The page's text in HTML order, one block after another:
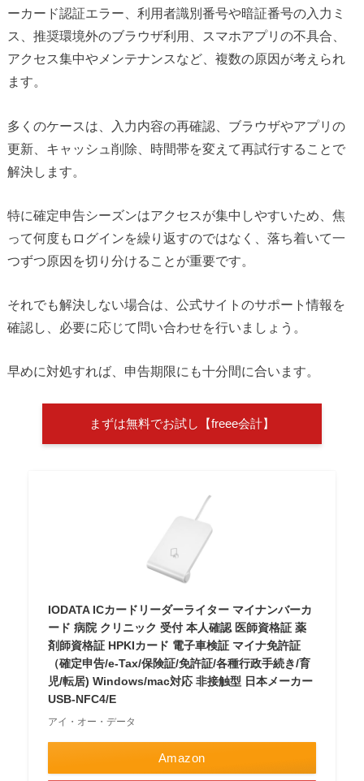
ーカード認証エラー、利用者識別番号や暗証番号の入力ミ
ス、推奨環境外のブラウザ利用、スマホアプリの不具合、
アクセス集中やメンテナンスなど、複数の原因が考えられ
ます。
多くのケースは、入力内容の再確認、ブラウザやアプリの
更新、キャッシュ削除、時間帯を変えて再試行することで
解決します。
特に確定申告シーズンはアクセスが集中しやすいため、焦
って何度もログインを繰り返すのではなく、落ち着いて一
つずつ原因を切り分けることが重要です。
それでも解決しない場合は、公式サイトのサポート情報を
確認し、必要に応じて問い合わせを行いましょう。
早めに対処すれば、申告期限にも十分間に合います。
まずは無料でお試し【freee会計】
IODATA ICカードリーダーライター マイナンバーカ
ード 病院 クリニック 受付 本人確認 医師資格証 薬
剤師資格証 HPKIカード 電子車検証 マイナ免許証
（確定申告/e-Tax/保険証/免許証/各種行政手続き/育
児/転居) Windows/mac対応 非接触型 日本メーカー
USB-NFC4/E
アイ・オー・データ
Amazon